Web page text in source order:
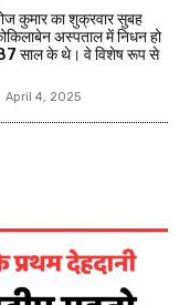
कुमार का शुक्रवार सुबह
अस्पताल में निधन हो
साल के थे। वे विशेष रूप से
April 4, 2025